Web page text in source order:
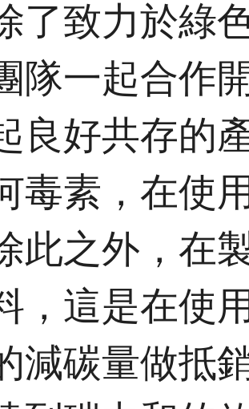
了致力於綠
隊一起合作
良好共存的
毒素，在使
此之外，在
，這是在使
減碳量做抵